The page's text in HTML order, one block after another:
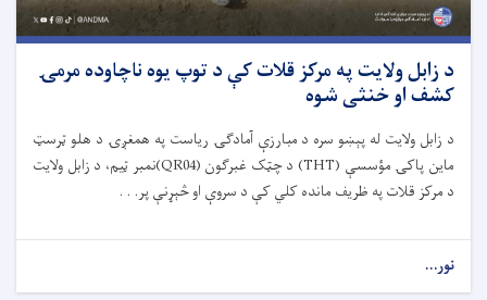
د زابل ولایت په مرکز قلات کې د توپ یوه ناچاوده مرمۍ
کشف او خنثی شوه
د زابل ولایت له پېښو سره د مبارزې آمادګۍ ریاست په همغږۍ د هلو ټرسټ
ماین پاکۍ مؤسسې (THT) د چټک غبرګون (QR04)نمبر ټیم، د زابل ولایت
د مرکز قلات په ظریف مانده کلي کې د سروې او څېړنې پر. . .
نور...